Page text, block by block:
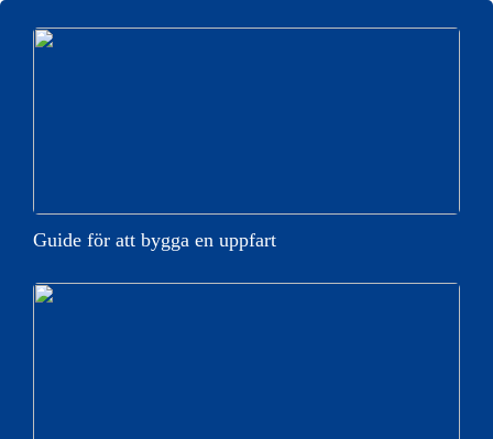
Guide för att bygga en uppfart